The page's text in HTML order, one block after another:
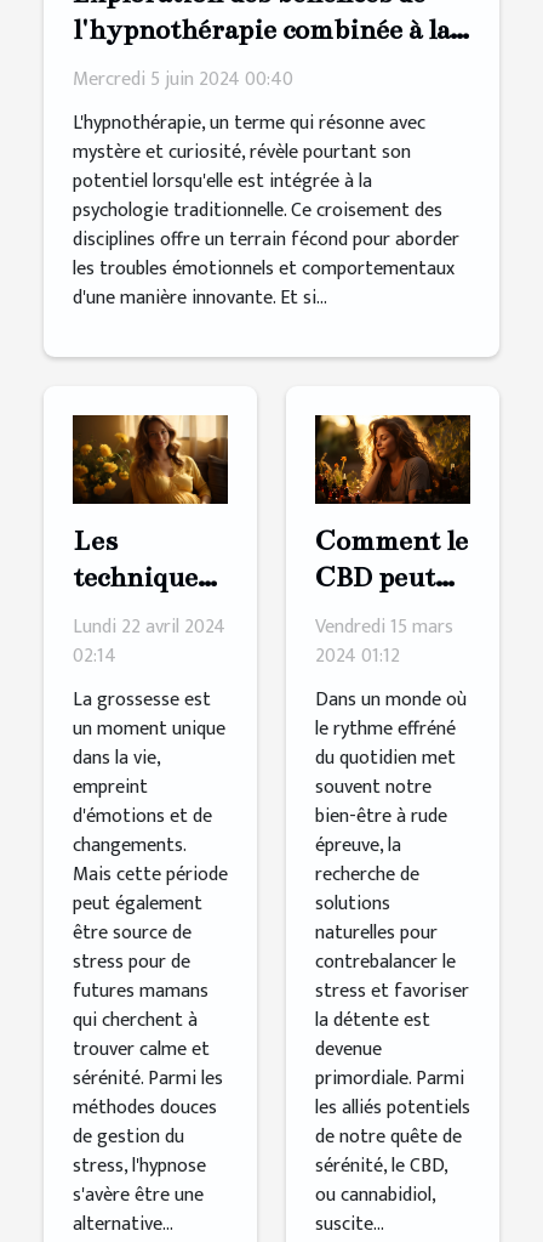
l'hypnothérapie combinée à la
psychologie traditionnelle dans
émotionnels et
comportementaux
Mercredi 5 juin 2024 00:40
L'hypnothérapie, un terme qui résonne avec
mystère et curiosité, révèle pourtant son
potentiel lorsqu'elle est intégrée à la
psychologie traditionnelle. Ce croisement des
disciplines offre un terrain fécond pour aborder
les troubles émotionnels et comportementaux
d'une manière innovante. Et si...
Les
techniques
de
relaxation
par
l'hypnose
pour gérer
le stress
durant la
grossesse
Lundi 22 avril 2024
02:14
La grossesse est
un moment unique
dans la vie,
empreint
d'émotions et de
changements.
Mais cette période
peut également
être source de
stress pour de
futures mamans
qui cherchent à
trouver calme et
sérénité. Parmi les
méthodes douces
de gestion du
stress, l'hypnose
s'avère être une
alternative...
Comment le
CBD peut
favoriser la
détente et
réduire le
stress
quotidien
Vendredi 15 mars
2024 01:12
Dans un monde où
le rythme effréné
du quotidien met
souvent notre
bien-être à rude
épreuve, la
recherche de
solutions
naturelles pour
contrebalancer le
stress et favoriser
la détente est
devenue
primordiale. Parmi
les alliés potentiels
de notre quête de
sérénité, le CBD,
ou cannabidiol,
suscite...